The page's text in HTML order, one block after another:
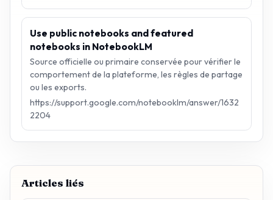
Use public notebooks and featured
notebooks in NotebookLM
Source officielle ou primaire conservée pour vérifier le
comportement de la plateforme, les règles de partage
ou les exports.
https://support.google.com/notebooklm/answer/1632
2204
Articles liés